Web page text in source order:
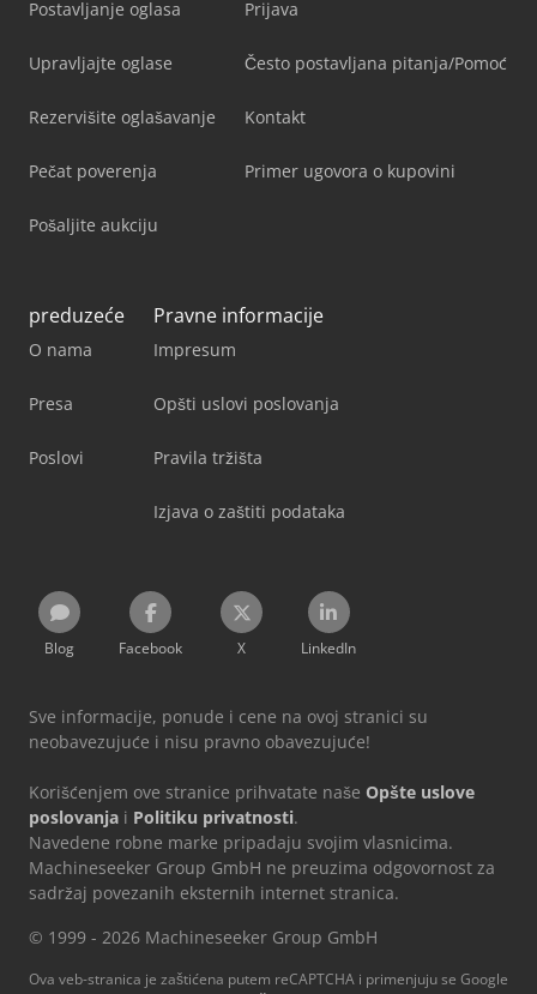
Postavljanje oglasa
Upravljajte oglase
Rezervišite oglašavanje
Pečat poverenja
Pošaljite aukciju
Prijava
Često postavljana pitanja/Pomoć
Kontakt
Primer ugovora o kupovini
preduzeće
O nama
Presa
Poslovi
Pravne informacije
Impresum
Opšti uslovi poslovanja
Pravila tržišta
Izjava o zaštiti podataka
Blog Facebook X LinkedIn
Sve informacije, ponude i cene na ovoj stranici su
neobavezujuće i nisu pravno obavezujuće!
Korišćenjem ove stranice prihvatate naše Opšte uslove
poslovanja i Politiku privatnosti.
Navedene robne marke pripadaju svojim vlasnicima.
Machineseeker Group GmbH ne preuzima odgovornost za
sadržaj povezanih eksternih internet stranica.
© 1999 - 2026 Machineseeker Group GmbH
Ova veb-stranica je zaštićena putem reCAPTCHA i primenjuju se Google